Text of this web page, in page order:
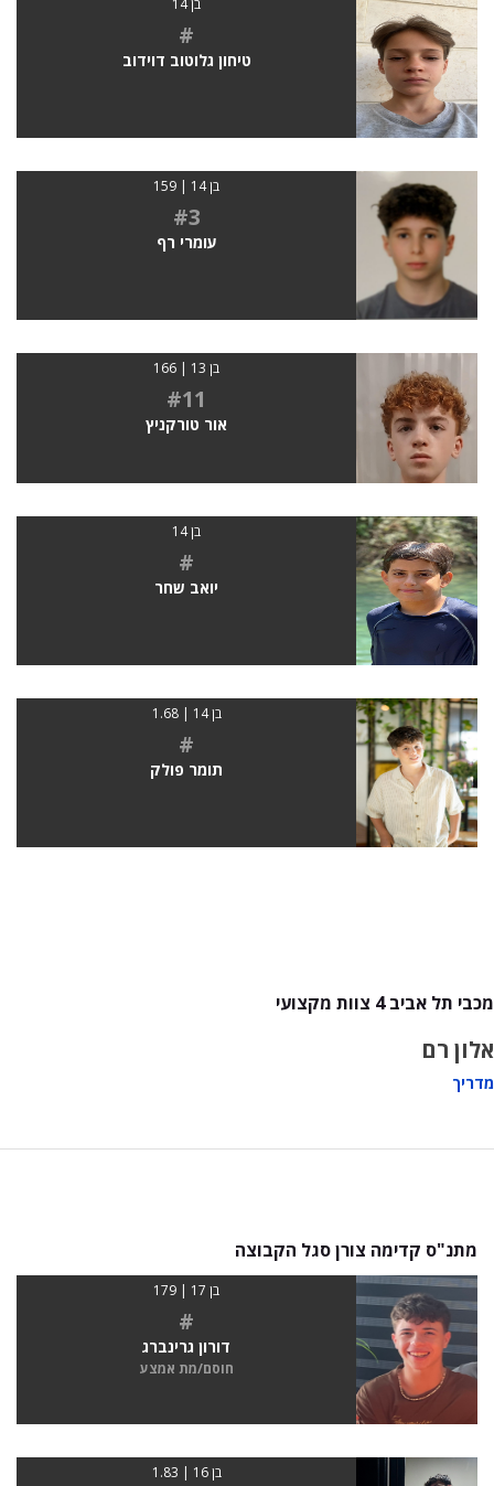
#
טיחון גלוטוב דוידוב
בן 14 | 159
#3
עומרי רף
בן 13 | 166
#11
אור טורקניץ
בן 14
#
יואב שחר
בן 14 | 1.68
#
תומר פולק
מכבי תל אביב 4 צוות מקצועי
אלון רם
מדריך
מתנ"ס קדימה צורן סגל הקבוצה
בן 17 | 179
#
דורון גרינברג
חוסם/מת אמצע
בן 16 | 1.83